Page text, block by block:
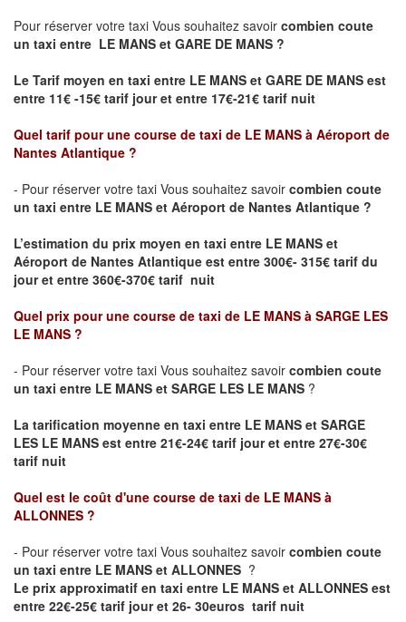
Pour réserver votre taxi Vous souhaitez savoir combien coute
un taxi entre LE MANS et GARE DE MANS ?
Le Tarif moyen en taxi entre LE MANS et GARE DE MANS est
entre 11€ -15€ tarif jour et entre 17€-21€ tarif nuit
Quel tarif pour une course de taxi de LE MANS à Aéroport de
Nantes Atlantique ?
- Pour réserver votre taxi Vous souhaitez savoir combien coute
un taxi entre LE MANS et Aéroport de Nantes Atlantique ?
L’estimation du prix moyen en taxi entre LE MANS et
Aéroport de Nantes Atlantique est entre 300€- 315€ tarif du
jour et entre 360€-370€ tarif nuit
Quel prix pour une course de taxi de LE MANS à SARGE LES
LE MANS ?
- Pour réserver votre taxi Vous souhaitez savoir combien coute
un taxi entre LE MANS et SARGE LES LE MANS ?
La tarification moyenne en taxi entre LE MANS et SARGE
LES LE MANS est entre 21€-24€ tarif jour et entre 27€-30€
tarif nuit
Quel est le coût d'une course de taxi de LE MANS à
ALLONNES ?
- Pour réserver votre taxi Vous souhaitez savoir combien coute
un taxi entre LE MANS et ALLONNES ?
Le prix approximatif en taxi entre LE MANS et ALLONNES est
entre 22€-25€ tarif jour et 26- 30euros tarif nuit